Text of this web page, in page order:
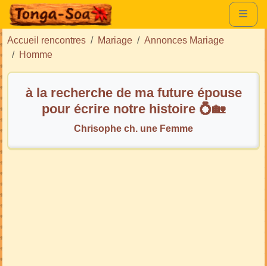
Accueil rencontres Mariage
Annonces Mariage
Homme
à la recherche de ma future épouse
pour écrire notre histoire 💍🏡
Chrisophe ch. une Femme